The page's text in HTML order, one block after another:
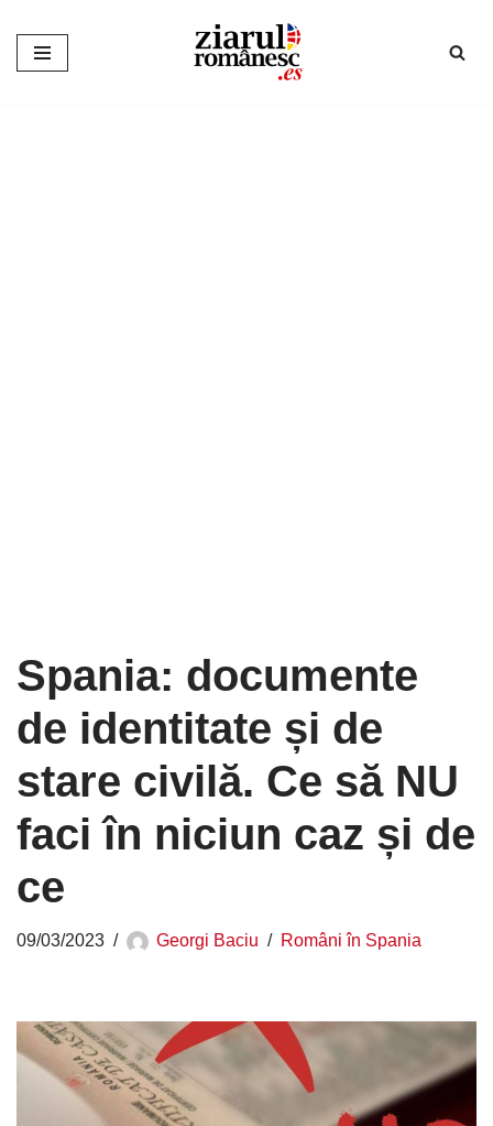
Sari
Spania: documente
de identitate și de
stare civilă. Ce să NU
faci în niciun caz și de
ce
09/03/2023 Georgi Baciu Români în Spania